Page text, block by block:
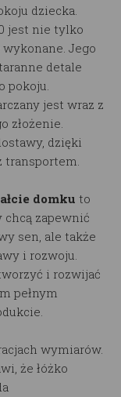
dziecka.
jest nie tylko
Jego
detale
pokoju.
jest wraz z
złożenie.
dzięki
transportem.
domku to
chcą zapewnić
sen, ale także
i rozwoju.
i rozwijać
pełnym
wymiarów.
że łóżko